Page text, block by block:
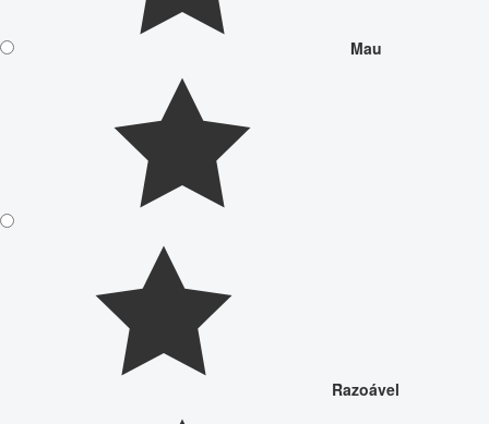
Mau
Razoável